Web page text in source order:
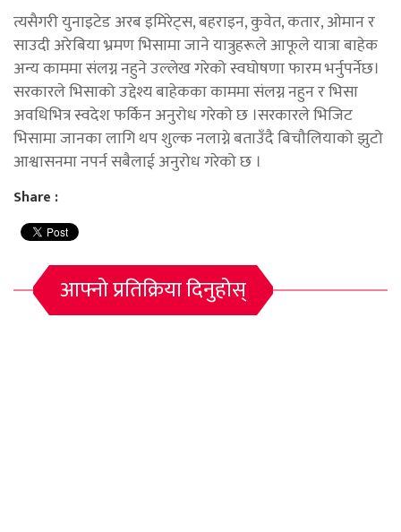
त्यसैगरी युनाइटेड अरब इमिरेट्स, बहराइन, कुवेत, कतार, ओमान र
साउदी अरेबिया भ्रमण भिसामा जाने यात्रुहरूले आफूले यात्रा बाहेक
अन्य काममा संलग्न नहुने उल्लेख गरेको स्वघोषणा फारम भर्नुपर्नेछ।
सरकारले भिसाको उद्देश्य बाहेकका काममा संलग्न नहुन र भिसा
अवधिभित्र स्वदेश फर्किन अनुरोध गरेको छ ।सरकारले भिजिट
भिसामा जानका लागि थप शुल्क नलाग्ने बताउँदै बिचौलियाको झुटो
आश्वासनमा नपर्न सबैलाई अनुरोध गरेको छ ।
Share :
आफ्नो प्रतिक्रिया दिनुहोस्